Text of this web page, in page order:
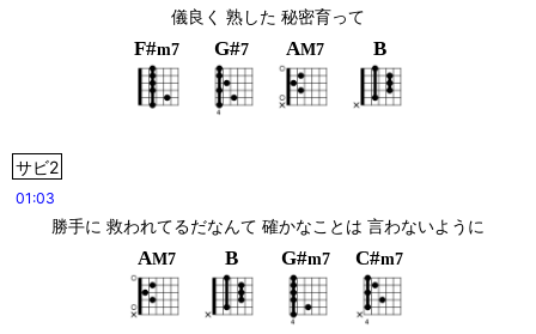
儀良く 熟した 秘密育って
F#m7 G#7 AM7 B
サビ2
01:03
勝手に 救われてるだなんて 確かなことは 言わないように
AM7 B G#m7 C#m7